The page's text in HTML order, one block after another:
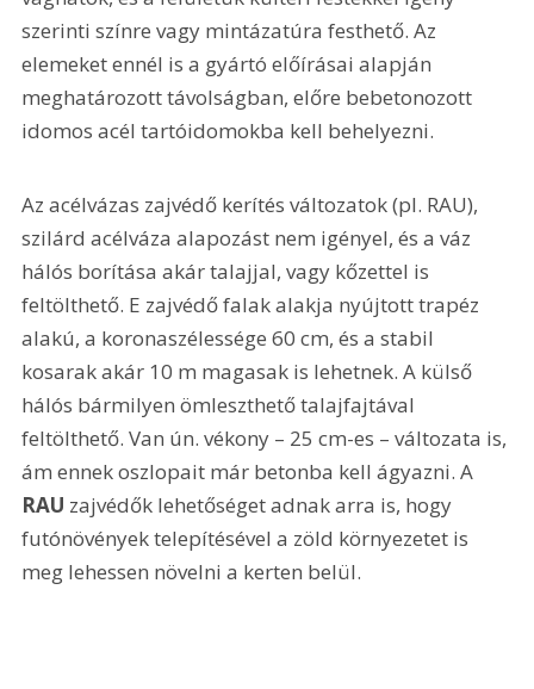
szerinti színre vagy mintázatúra festhető. Az
elemeket ennél is a gyártó előírásai alapján
meghatározott távolságban, előre bebetonozott
idomos acél tartóidomokba kell behelyezni.
Az acélvázas zajvédő kerítés változatok (pl. RAU),
szilárd acélváza alapozást nem igényel, és a váz
hálós borítása akár talajjal, vagy kőzettel is
feltölthető. E zajvédő falak alakja nyújtott trapéz
alakú, a koronaszélessége 60 cm, és a stabil
kosarak akár 10 m magasak is lehetnek. A külső
hálós bármilyen ömleszthető talajfajtával
feltölthető. Van ún. vékony – 25 cm-es – változata is,
ám ennek oszlopait már betonba kell ágyazni. A
RAU zajvédők lehetőséget adnak arra is, hogy
futónövények telepítésével a zöld környezetet is
meg lehessen növelni a kerten belül.